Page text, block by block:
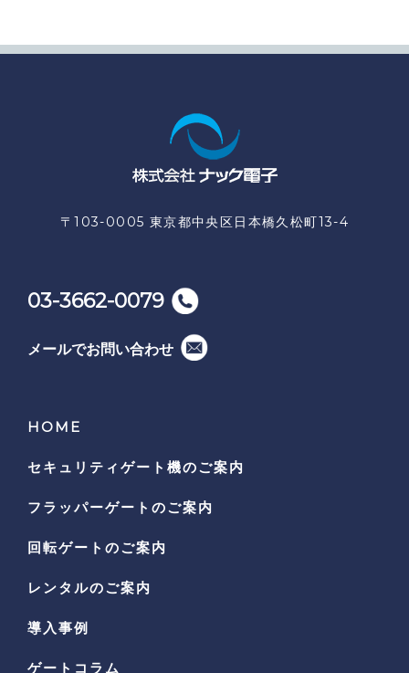
〒103-0005 東京都中央区日本橋久松町13-4
03-3662-0079
メールでお問い合わせ
HOME
セキュリティゲート機のご案内
フラッパーゲートのご案内
回転ゲートのご案内
レンタルのご案内
導入事例
ゲートコラム